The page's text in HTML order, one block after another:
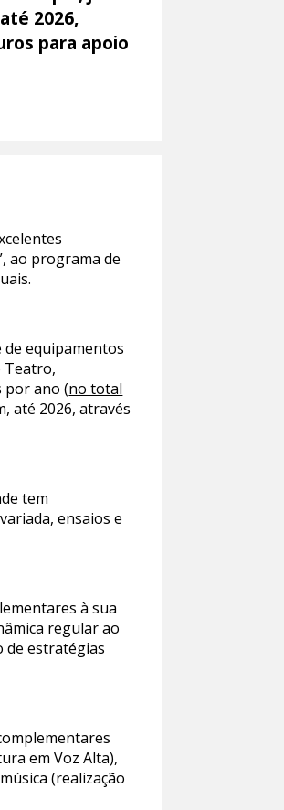
2026,
para apoio
ao programa de
equipamentos
Teatro,
por ano (no total
até 2026, através
tem
ensaios e
à sua
regular ao
de estratégias
em Voz Alta),
(realização